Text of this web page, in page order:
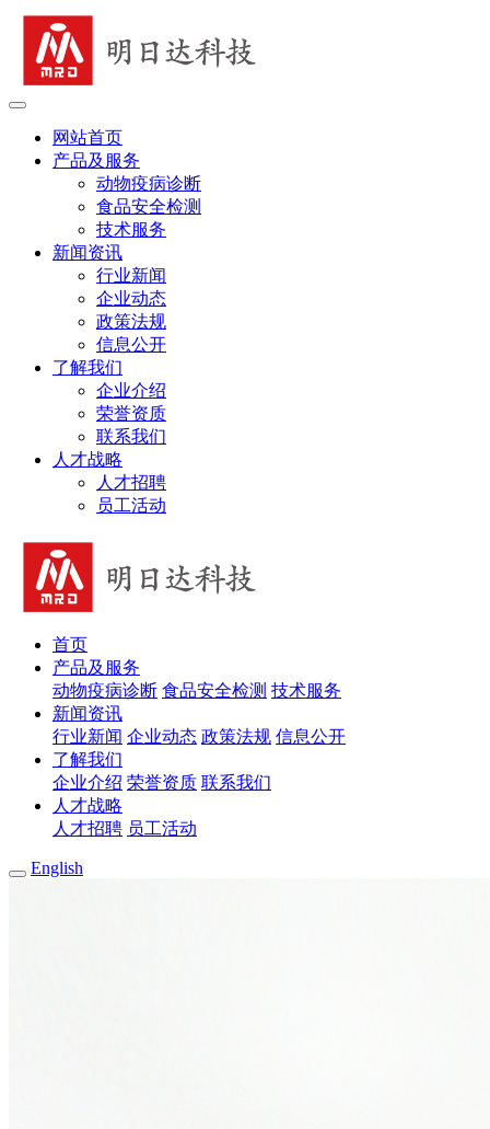
网站首页
产品及服务
动物疫病诊断
食品安全检测
技术服务
新闻资讯
行业新闻
企业动态
政策法规
信息公开
了解我们
企业介绍
荣誉资质
联系我们
人才战略
人才招聘
员工活动
首页
产品及服务
动物疫病诊断 食品安全检测 技术服务
新闻资讯
行业新闻 企业动态 政策法规 信息公开
了解我们
企业介绍 荣誉资质 联系我们
人才战略
人才招聘 员工活动
English